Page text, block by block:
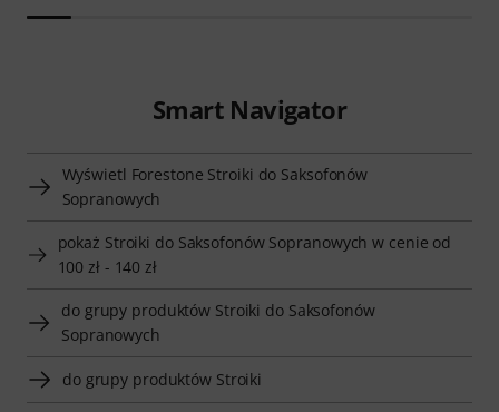
Smart Navigator
Wyświetl Forestone Stroiki do Saksofonów
Sopranowych
pokaż Stroiki do Saksofonów Sopranowych w cenie od
100 zł - 140 zł
do grupy produktów Stroiki do Saksofonów
Sopranowych
do grupy produktów Stroiki